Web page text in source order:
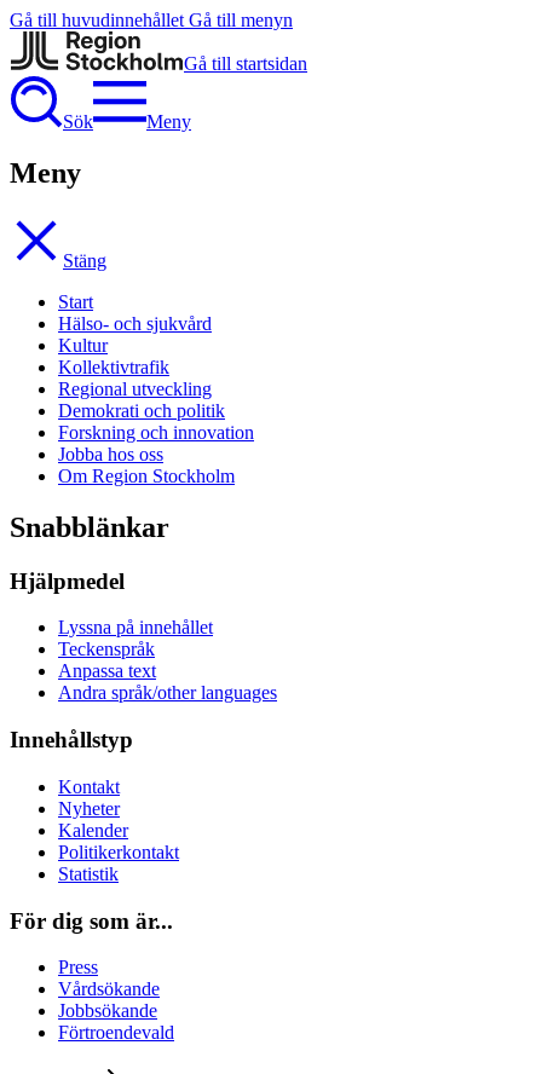
Gå till huvudinnehållet Gå till menyn
Gå till startsidan
Sök Meny
Meny
Stäng
Start
Hälso- och sjukvård
Kultur
Kollektivtrafik
Regional utveckling
Demokrati och politik
Forskning och innovation
Jobba hos oss
Om Region Stockholm
Snabblänkar
Hjälpmedel
Lyssna på innehållet
Teckenspråk
Anpassa text
Andra språk/other languages
Innehållstyp
Kontakt
Nyheter
Kalender
Politikerkontakt
Statistik
För dig som är...
Press
Vårdsökande
Jobbsökande
Förtroendevald